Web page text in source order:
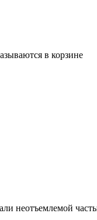
в корзине
неотъемлемой